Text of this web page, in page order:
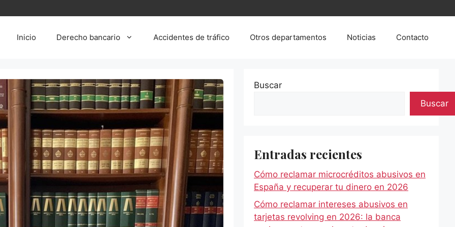
Inicio Derecho bancario Accidentes de tráfico Otros departamentos Noticias Contacto
Buscar
Buscar
Entradas recientes
Cómo reclamar microcréditos abusivos en
España y recuperar tu dinero en 2026
Cómo reclamar intereses abusivos en
tarjetas revolving en 2026: la banca